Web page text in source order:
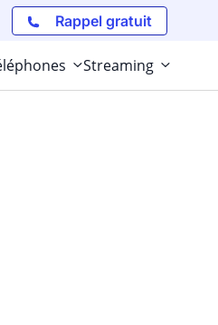
Rappel gratuit
Streaming